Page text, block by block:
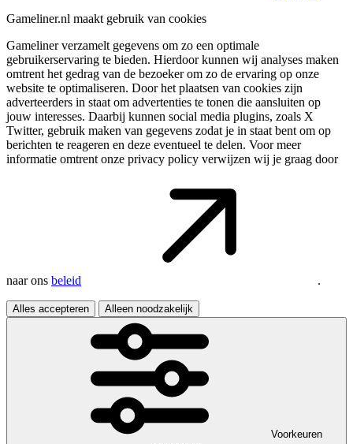
Gameliner.nl maakt gebruik van cookies
Gameliner verzamelt gegevens om zo een optimale
gebruikerservaring te bieden. Hierdoor kunnen wij analyses maken
omtrent het gedrag van de bezoeker om zo de ervaring op onze
website te optimaliseren. Door het plaatsen van cookies zijn
adverteerders in staat om advertenties te tonen die aansluiten op
jouw interesses. Daarbij kunnen social media plugins, zoals X
Twitter, gebruik maken van gegevens zodat je in staat bent om op
berichten te reageren en deze eventueel te delen. Voor meer
informatie omtrent onze privacy policy verwijzen wij je graag door
naar ons beleid .
Alles accepteren Alleen noodzakelijk
Voorkeuren